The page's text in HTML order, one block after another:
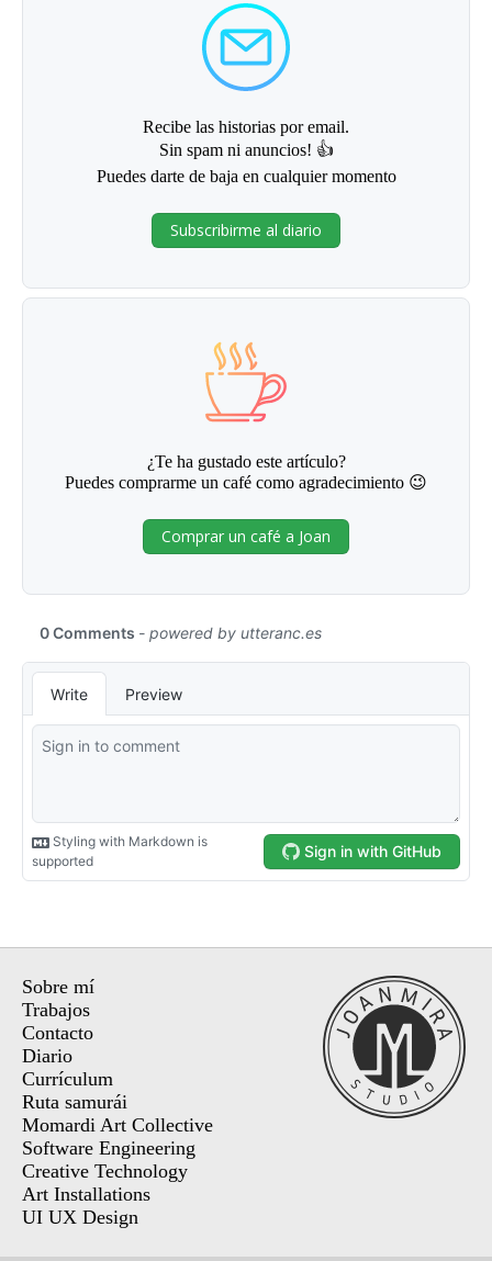
Recibe las historias por email.
Sin spam ni anuncios! 👍
Puedes darte de baja en cualquier momento
Subscribirme al diario
¿Te ha gustado este artículo?
Puedes comprarme un café como agradecimiento 😉
Comprar un café a Joan
Sobre mí
Trabajos
Contacto
Diario
Currículum
Ruta samurái
Momardi Art Collective
Software Engineering
Creative Technology
Art Installations
UI UX Design